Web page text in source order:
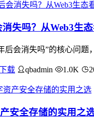
失吗？从Web3生
后会消失吗”的核心问
载 qbadmin 1.0K
安全存储的实用之